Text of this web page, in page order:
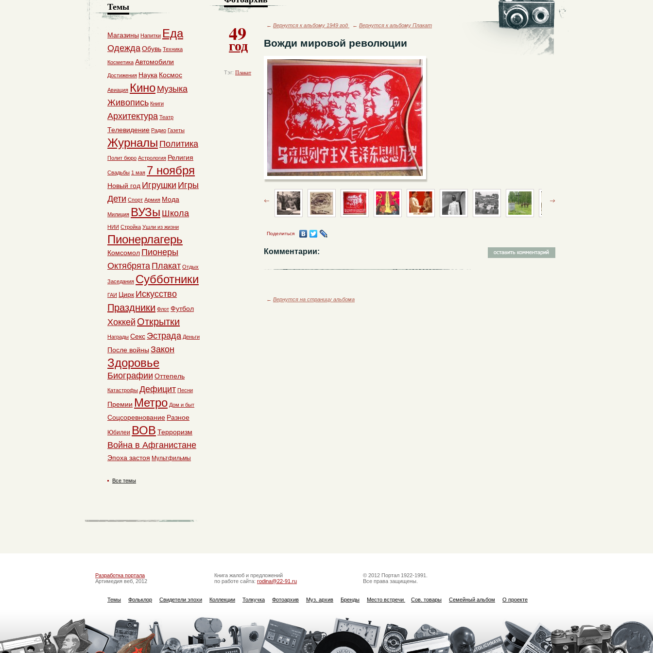
49
год
Тэг: Плакат
← Вернутся к альбому 1949 год ← Вернутся к альбому Плакат
Вожди мировой революции
Поделиться
Комментарии:
← Вернутся на страницу альбома
Темы
Магазины Напитки Еда
ОдеждаОбувь Техника
Косметика Автомобили
Достижения Наука Космос
Авиация Кино Музыка
Живопись Книги
Архитектура Театр
Телевидение Радио Газеты
Журналы Политика
Полит бюро Астрология Религия
Свадьбы 1 мая 7 ноября
Новый год Игрушки Игры
Дети Спорт Армия Мода
Милиция ВУЗы Школа
НИИ Стройка Ушли из жизни
Пионерлагерь
Комсомол Пионеры
Октябрята Плакат Отдых
Заседания Субботники
ГАИ Цирк Искусство
Праздники Флот Футбол
Хоккей Открытки
Награды Секс Эстрада Деньги
После войны Закон
Здоровье
Биографии Оттепель
Катастрофы Дефицит Песни
Премии Метро Дом и быт
Соцсоревнование Разное
Юбилеи ВОВ Терроризм
Война в Афганистане
Эпоха застоя Мультфильмы
Все темы
Разработка портала
Артимедия веб, 2012
Книга жалоб и предложений
по работе сайта: rodina@22-91.ru
© 2012 Портал 1922-1991.
Все права защищены.
Темы Фольклор Свидетели эпохи Коллекции Толкучка Фотоархив Муз. архив Бренды Место встречи Сов. товары Семейный альбом О проекте